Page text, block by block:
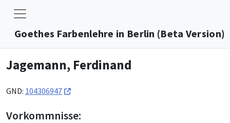
Goethes Farbenlehre in Berlin (Beta Version)
Jagemann, Ferdinand
GND: 104306947
Vorkommnisse: